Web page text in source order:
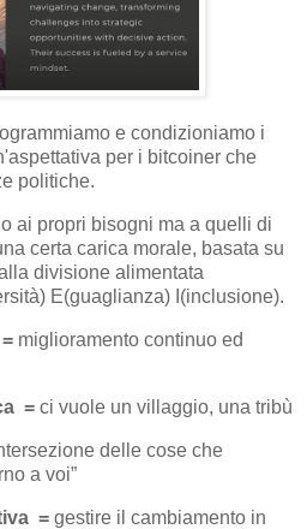
e condizioniamo i
per i bitcoiner che
politiche.
ai propri bisogni ma a quelli di
certa carica morale, basata su
divisione alimentata
E(guaglianza) I(inclusione).
miglioramento continuo ed
= ci vuole un villaggio, una tribù
delle cose che
a voi”
= gestire il cambiamento in